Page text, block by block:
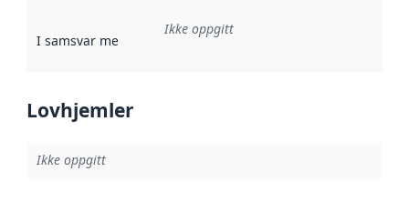
I samsvar med Referanse til en implementasjonsregel
Ikke oppgitt
Lovhjemler
Ikke oppgitt